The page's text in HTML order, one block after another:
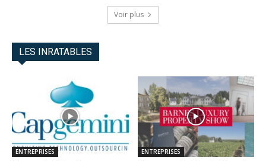
Voir plus
LES INRATABLES
ENTREPRISES ENTREPRISES